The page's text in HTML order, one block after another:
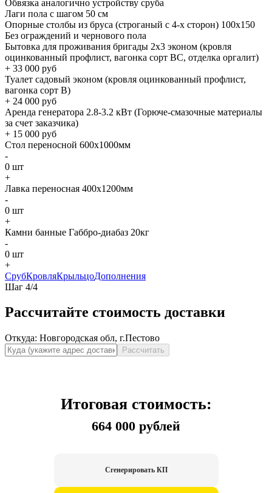
Обвязка аналогично устройству сруба
Лаги пола с шагом 50 см
Опорные столбы из бруса (строганый с 4-х сторон) 100х150
Без ограждений и чернового пола
Бытовка для проживания бригады 2x3 эконом (кровля
оцинкованный профлист, вагонка сорт BC, отделка оргалит)
+ 33 000 руб
Туалет садовый эконом (кровля оцинкованный профлист,
вагонка сорт B)
+ 24 000 руб
Аренда генератора 2.8-3.2 кВт (Горюче-смазочные материалы
за счет заказчика)
+ 15 000 руб
Стол переносной 600х1000мм
-
0 шт
+
Лавка переносная 400х1200мм
-
0 шт
+
Камни банные Габбро-диабаз 20кг
-
0 шт
+
СрубКровляКрыльцоДополнения
Шаг 4/4
Рассчитайте стоимость доставки
Откуда: Новгородская обл, г.Пестово
Рассчитать
Итоговая стоимость:
664 000 рублей
Сгенерировать КП